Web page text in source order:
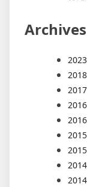
Archives